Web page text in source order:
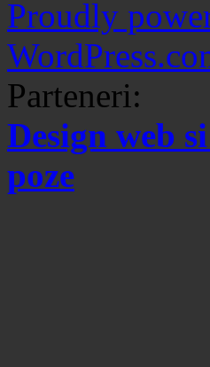
Proudly
Parteneri:
Design web
poze